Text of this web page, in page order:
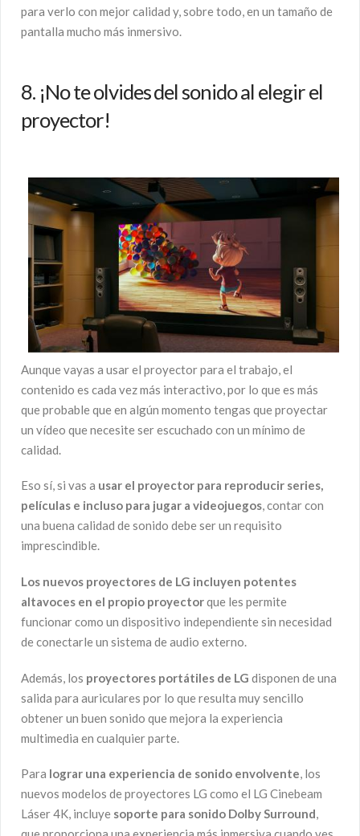
para verlo con mejor calidad y, sobre todo, en un tamaño de
pantalla mucho más inmersivo.
8. ¡No te olvides del sonido al elegir el
proyector!
Aunque vayas a usar el proyector para el trabajo, el
contenido es cada vez más interactivo, por lo que es más
que probable que en algún momento tengas que proyectar
un vídeo que necesite ser escuchado con un mínimo de
calidad.
Eso sí, si vas a usar el proyector para reproducir series,
películas e incluso para jugar a videojuegos, contar con
una buena calidad de sonido debe ser un requisito
imprescindible.
Los nuevos proyectores de LG incluyen potentes
altavoces en el propio proyectorque les permite
funcionar como un dispositivo independiente sin necesidad
de conectarle un sistema de audio externo.
Además, los proyectores portátiles de LG disponen de una
salida para auriculares por lo que resulta muy sencillo
obtener un buen sonido que mejora la experiencia
multimedia en cualquier parte.
Para lograr una experiencia de sonido envolvente, los
nuevos modelos de proyectores LG como el LG Cinebeam
Láser 4K, incluye soporte para sonido Dolby Surround,